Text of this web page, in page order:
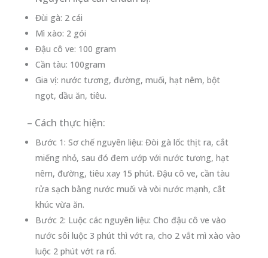
Đùi gà: 2 cái
Mì xào: 2 gói
Đậu cô ve: 100 gram
Cần tàu: 100gram
Gia vị: nước tương, đường, muối, hạt nêm, bột
ngọt, dầu ăn, tiêu.
– Cách thực hiện:
Bước 1: Sơ chế nguyên liệu: Đòi gà lốc thịt ra, cắt
miếng nhỏ, sau đó đem ướp với nước tương, hạt
nêm, đường, tiêu xay 15 phút. Đậu cô ve, cần tàu
rửa sạch bằng nước muối và vòi nước mạnh, cắt
khúc vừa ăn.
Bước 2: Luộc các nguyên liệu: Cho đậu cô ve vào
nước sôi luộc 3 phút thì vớt ra, cho 2 vắt mì xào vào
luộc 2 phút vớt ra rổ.